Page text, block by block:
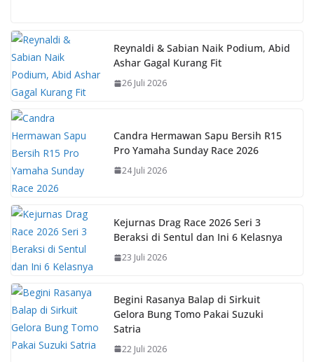
e
b
o
o
k
s
A
p
e
st
y
Li
n
Reynaldi & Sabian Naik Podium, Abid
Ashar Gagal Kurang Fit
26 Juli 2026
Candra Hermawan Sapu Bersih R15
Pro Yamaha Sunday Race 2026
24 Juli 2026
Kejurnas Drag Race 2026 Seri 3
Beraksi di Sentul dan Ini 6 Kelasnya
23 Juli 2026
Begini Rasanya Balap di Sirkuit
Gelora Bung Tomo Pakai Suzuki
Satria
22 Juli 2026